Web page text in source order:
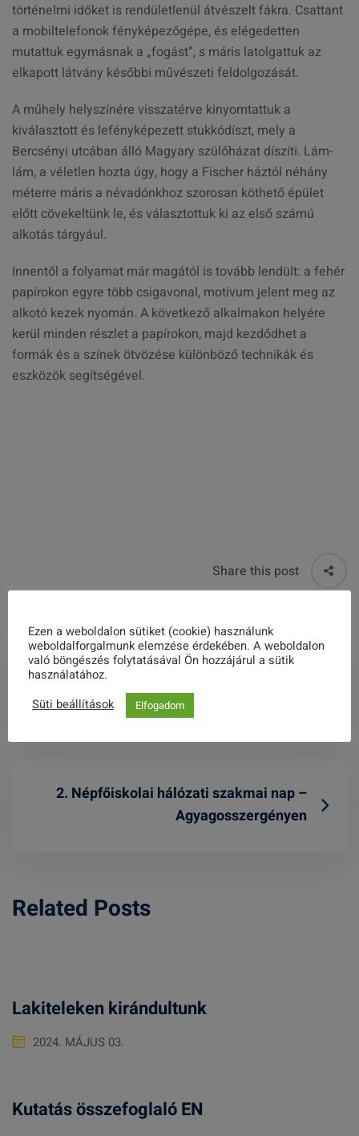
történelmi időket is rendületlenül átvészelt fákra. Csattant
a mobiltelefonok fényképezőgépe, és elégedetten
mutattuk egymásnak a „fogást”, s máris latolgattuk az
elkapott látvány későbbi művészeti feldolgozását.
A műhely helyszínére visszatérve kinyomtattuk a
kiválasztott és lefényképezett stukkódíszt, mely a
Bercsényi utcában álló Magyary szülőházat díszíti. Lám-
lám, a véletlen hozta úgy, hogy a Fischer háztól néhány
méterre máris a névadónkhoz szorosan köthető épület
előtt cövekeltünk le, és választottuk ki az első számú
alkotás tárgyául.
Innentől a folyamat már magától is tovább lendült: a fehér
papírokon egyre több csigavonal, motívum jelent meg az
alkotó kezek nyomán. A következő alkalmakon helyére
kerül minden részlet a papírokon, majd kezdődhet a
formák és a színek ötvözése különböző technikák és
eszközök segítségével.
Share this post
Meghívó
2. Népfőiskolai hálózati szakmai nap –
Agyagosszergényen
Related Posts
Lakiteleken kirándultunk
2024. MÁJUS 03.
Kutatás összefoglaló EN
Ezen a weboldalon sütiket (cookie) használunk
weboldalforgalmunk elemzése érdekében. A weboldalon
való böngészés folytatásával Ön hozzájárul a sütik
használatához.
Süti beállítások
Elfogadom